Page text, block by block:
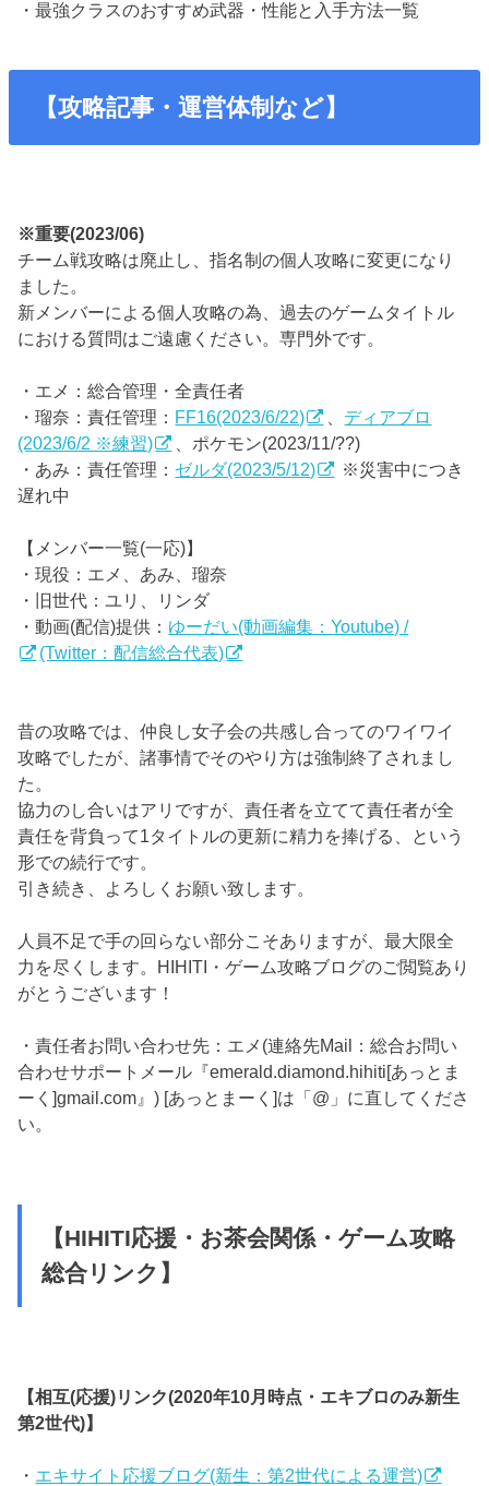
・最強クラスのおすすめ武器・性能と入手方法一覧
【攻略記事・運営体制など】
※重要(2023/06)
チーム戦攻略は廃止し、指名制の個人攻略に変更になり
ました。
新メンバーによる個人攻略の為、過去のゲームタイトル
における質問はご遠慮ください。専門外です。
・エメ：総合管理・全責任者
・瑠奈：責任管理： FF16(2023/6/22)
ディアブロ
(2023/6/2 ※練習)
、ポケモン(2023/11/??)
・あみ：責任管理： ゼルダ(2023/5/12)
※災害中につき
遅れ中
【メンバー一覧(一応)】
・現役：エメ、あみ、瑠奈
・旧世代：ユリ、リンダ
・動画(配信)提供： ゆーだい(動画編集：Youtube) /
(Twitter：配信総合代表)
昔の攻略では、仲良し女子会の共感し合ってのワイワイ
攻略でしたが、諸事情でそのやり方は強制終了されまし
た。
協力のし合いはアリですが、責任者を立てて責任者が全
責任を背負って1タイトルの更新に精力を捧げる、という
形での続行です。
引き続き、よろしくお願い致します。
人員不足で手の回らない部分こそありますが、最大限全
力を尽くします。HIHITI・ゲーム攻略ブログのご閲覧あり
がとうございます！
・責任者お問い合わせ先：エメ(連絡先Mail：総合お問い
合わせサポートメール『emerald.diamond.hihiti[あっとま
ーく]gmail.com』) [あっとまーく]は「@」に直してくださ
い。
【HIHITI応援・お茶会関係・ゲーム攻略
総合リンク】
【相互(応援)リンク(2020年10月時点・エキブロのみ新生
第2世代)】
・ エキサイト応援ブログ(新生：第2世代による運営)